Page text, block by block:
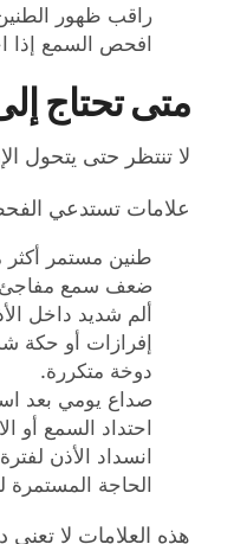
راقب ظهور
افحص السمع إذا
متى تحتاج
لا تنتظر حتى يتحول
علامات تستدعي
طنين مستمر
ضعف سمع
ألم شديد داخل
إفرازات أو حكة
دوخة متكررة.
صداع يومي بعد
احتداد السمع أو
انسداد الأذن
الحاجة
هذه العلامات لا